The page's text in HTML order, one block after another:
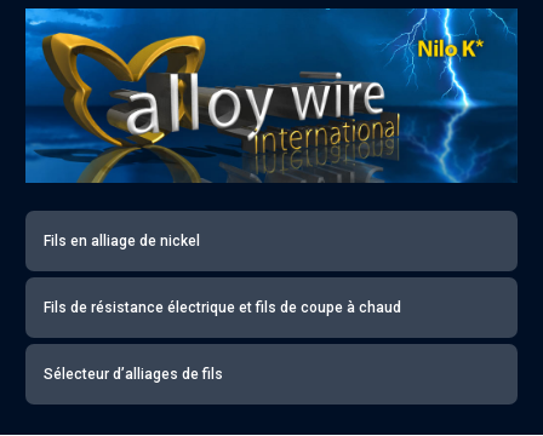
Fils en alliage de nickel
Fils de résistance électrique et fils de coupe à chaud
Sélecteur d’alliages de fils